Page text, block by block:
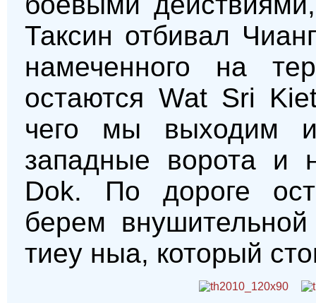
Таксин отбивал
намеченного на
остаются Wat Sri
чего мы выходим
западные ворота и
Dok. По дороге
берем
тиеу ныа, который